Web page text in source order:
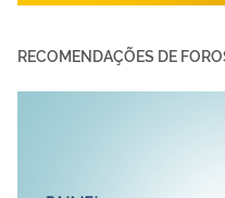
RECOMENDAÇÕES DE